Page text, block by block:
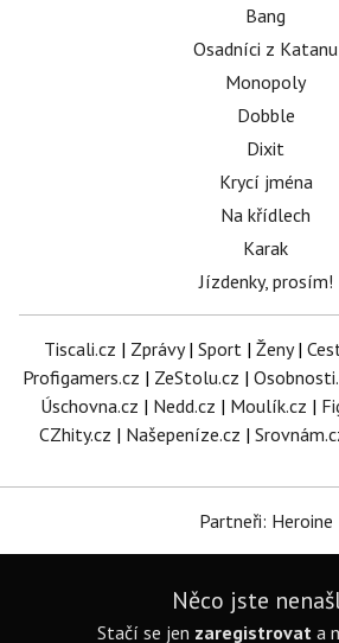
Bang
Osadníci z Katanu
Monopoly
Dobble
Dixit
Krycí jména
Na křídlech
Karak
Jízdenky, prosím!
Tiscali.cz | Zprávy| Sport | Ženy|
Profigamers.cz | ZeStolu.cz |
Úschovna.cz | Nedd.cz | Moulík.cz |
CZhity.cz | Našepeníze.cz |
Partneři: Heroine
Něco jste
Stačí se jen zaregistrovat a